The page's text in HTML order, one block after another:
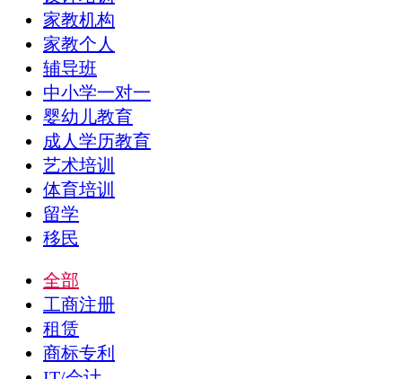
家教机构
家教个人
辅导班
中小学一对一
婴幼儿教育
成人学历教育
艺术培训
体育培训
留学
移民
全部
工商注册
租赁
商标专利